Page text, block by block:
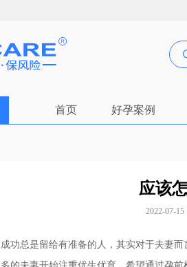
首页 好孕案例
应该
2022-07-15
总是留给有准备的人，其实对于夫妻而